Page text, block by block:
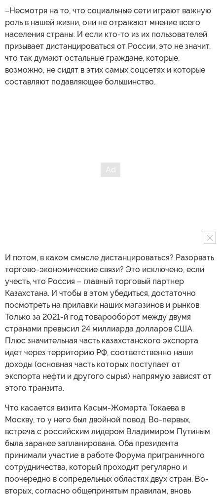
–Несмотря на то, что социальные сети играют важную
роль в нашей жизни, они не отражают мнение всего
населения страны. И если кто-то из их пользователей
призывает дистанцироваться от России, это не значит,
что так думают остальные граждане, которые,
возможно, не сидят в этих самых соцсетях и которые
составляют подавляющее большинство.
И потом, в каком смысле дистанцироваться? Разорвать
торгово-экономические связи? Это исключено, если
учесть, что Россия – главный торговый партнер
Казахстана. И чтобы в этом убедиться, достаточно
посмотреть на прилавки наших магазинов и рынков.
Только за 2021-й год товарооборот между двумя
странами превысил 24 миллиарда долларов США.
Плюс значительная часть казахстанского экспорта
идет через территорию РФ, соответственно наши
доходы (основная часть которых поступает от
экспорта нефти и другого сырья) напрямую зависят от
этого транзита.
Что касается визита Касым-Жомарта Токаева в
Москву, то у него был двойной повод. Во-первых,
встреча с российским лидером Владимиром Путиным
была заранее запланирована. Оба президента
принимали участие в работе Форума приграничного
сотрудничества, который проходит регулярно и
поочередно в сопредельных областях двух стран. Во-
вторых, согласно общепринятым правилам, вновь